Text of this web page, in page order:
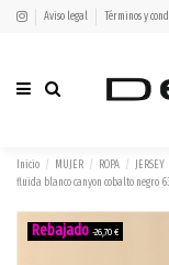
Aviso legal Términos y
Inicio MUJER ROPA JERSEY
fluida blanco canyon cobalto negro
-26,70 €